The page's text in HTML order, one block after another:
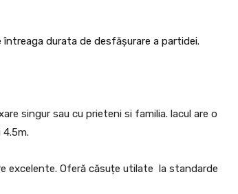
durata de desfășurare a partidei.
singur sau cu prieteni si familia. lacul are o
excelente. Oferă căsuțe utilate la standarde